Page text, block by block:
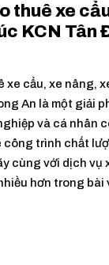
thuê xe
KCN Tân
xe cẩu, xe nâng,
An là một giải
và cá nhân
công trình chất
cùng với dịch vụ
hơn trong bài